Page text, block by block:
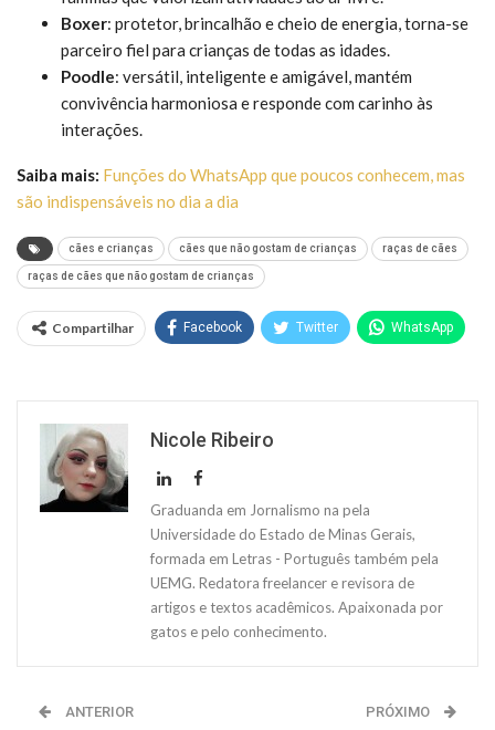
Boxer: protetor, brincalhão e cheio de energia, torna-se
parceiro fiel para crianças de todas as idades.
Poodle: versátil, inteligente e amigável, mantém
convivência harmoniosa e responde com carinho às
interações.
Saiba mais: Funções do WhatsApp que poucos conhecem, mas
são indispensáveis no dia a dia
cães e crianças cães que não gostam de crianças raças de cães
raças de cães que não gostam de crianças
Compartilhar Facebook Twitter WhatsApp
Nicole Ribeiro
Graduanda em Jornalismo na pela
Universidade do Estado de Minas Gerais,
formada em Letras - Português também pela
UEMG. Redatora freelancer e revisora de
artigos e textos acadêmicos. Apaixonada por
gatos e pelo conhecimento.
ANTERIOR PRÓXIMO